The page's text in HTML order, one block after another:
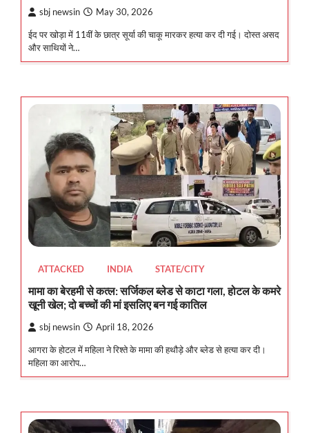
sbj newsin May 30, 2026
ईद पर खोड़ा में 11वीं के छात्र सूर्या की चाकू मारकर हत्या कर दी गई। दोस्त असद
और साथियों ने…
ATTACKED INDIA STATE/CITY
मामा का बेरहमी से कत्ल: सर्जिकल ब्लेड से काटा गला, होटल के कमरे
खूनी खेल; दो बच्चों की मां इसलिए बन गई कातिल
sbj newsin April 18, 2026
आगरा के होटल में महिला ने रिश्ते के मामा की हथौड़े और ब्लेड से हत्या कर दी।
महिला का आरोप…